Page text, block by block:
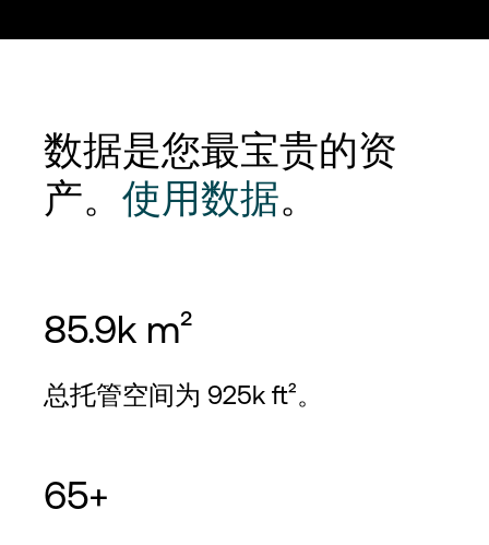
数据是您最宝贵的资
产。 使用数据。
85.9k m²
总托管空间为 925k ft²。
65+